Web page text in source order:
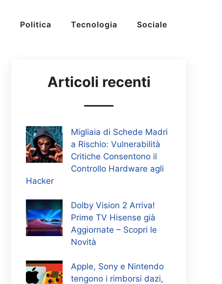
Politica Tecnologia Sociale
Articoli recenti
Migliaia di Schede Madri
a Rischio: Vulnerabilità
Critiche Consentono il
Controllo Hardware agli
Hacker
Dolby Vision 2 Arriva!
Prime TV Hisense già
Aggiornate – Scopri le
Novità
Apple, Sony e Nintendo
tengono i rimborsi dazi,